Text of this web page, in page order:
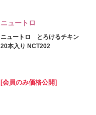
ニュートロ
ニュートロ とろけるチキン
20本入り NCT202
[会員のみ価格公開]